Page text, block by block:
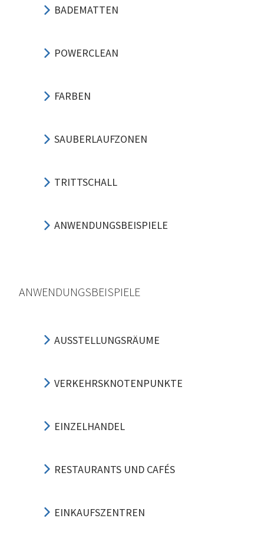
BADEMATTEN
POWERCLEAN
FARBEN
SAUBERLAUFZONEN
TRITTSCHALL
ANWENDUNGSBEISPIELE
ANWENDUNGSBEISPIELE
AUSSTELLUNGSRÄUME
VERKEHRSKNOTENPUNKTE
EINZELHANDEL
RESTAURANTS UND CAFÉS
EINKAUFSZENTREN